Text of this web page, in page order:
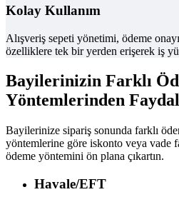
Kolay Kullanım
Alışveriş sepeti yönetimi, ödeme
özelliklere tek bir yerden erişerek iş
Bayilerinizin Farklı
Yöntemlerinden
Bayilerinize sipariş sonunda farklı
yöntemlerine göre iskonto veya vade
ödeme yöntemini ön plana çıkartın.
Havale/EFT